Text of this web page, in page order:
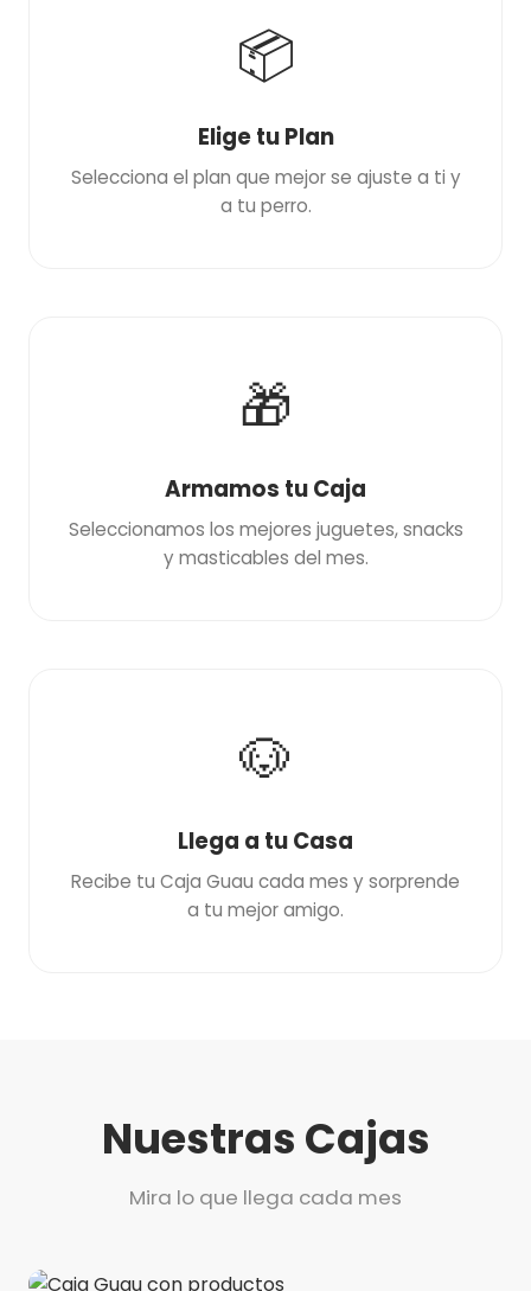
📦
Elige tu Plan
Selecciona el plan que mejor se ajuste a ti y
a tu perro.
🎁
Armamos tu Caja
Seleccionamos los mejores juguetes, snacks
y masticables del mes.
🐶
Llega a tu Casa
Recibe tu Caja Guau cada mes y sorprende
a tu mejor amigo.
Nuestras Cajas
Mira lo que llega cada mes